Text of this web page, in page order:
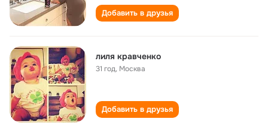
Добавить в друзья
лиля кравченко
31 год, Москва
Добавить в друзья